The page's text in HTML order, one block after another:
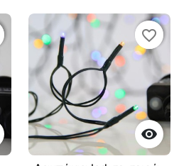

favorite_border
favorite_border